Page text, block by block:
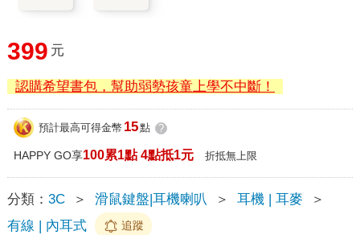
399 元
認購希望書包，幫助弱勢孩童上學不中斷！
預計最高可得金幣 15點 ?
HAPPY GO享100累1點 4點抵1元 折抵無上限
分類： 3C ＞ 滑鼠鍵盤|耳機喇叭 ＞ 耳機 | 耳麥
＞
有線 | 內耳式
追蹤